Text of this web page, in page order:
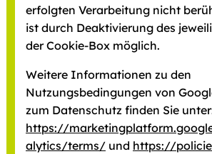
erfolgten Verarbeitung nicht
ist durch Deaktivierung des
der Cookie-Box möglich.
Weitere Informationen zu den
Nutzungsbedingungen von
zum Datenschutz finden Sie
https://
alytics/terms/ und https://